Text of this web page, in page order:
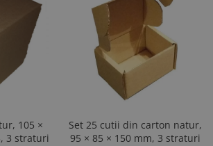
105 ×
3 straturi
Set 25 cutii din carton natur,
95 × 85 × 150 mm, 3 straturi